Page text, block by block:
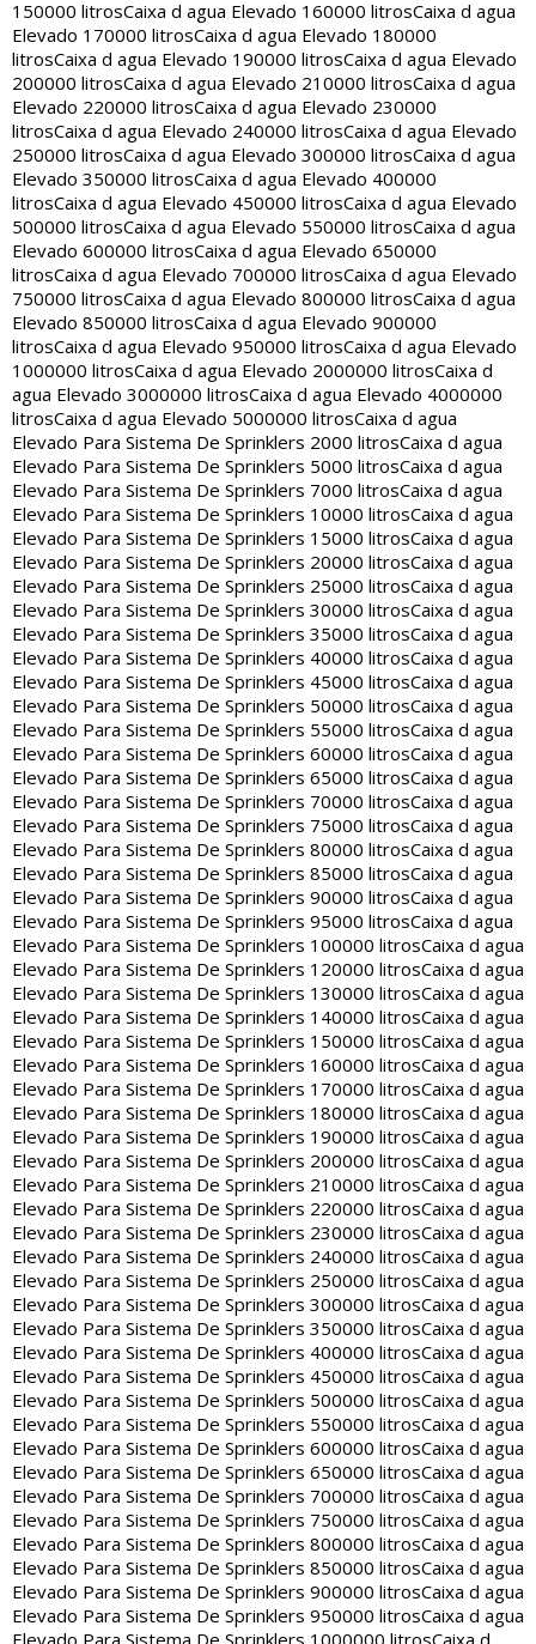
150000 litrosCaixa d agua Elevado 160000 litrosCaixa d agua
Elevado 170000 litrosCaixa d agua Elevado 180000
litrosCaixa d agua Elevado 190000 litrosCaixa d agua Elevado
200000 litrosCaixa d agua Elevado 210000 litrosCaixa d agua
Elevado 220000 litrosCaixa d agua Elevado 230000
litrosCaixa d agua Elevado 240000 litrosCaixa d agua Elevado
250000 litrosCaixa d agua Elevado 300000 litrosCaixa d agua
Elevado 350000 litrosCaixa d agua Elevado 400000
litrosCaixa d agua Elevado 450000 litrosCaixa d agua Elevado
500000 litrosCaixa d agua Elevado 550000 litrosCaixa d agua
Elevado 600000 litrosCaixa d agua Elevado 650000
litrosCaixa d agua Elevado 700000 litrosCaixa d agua Elevado
750000 litrosCaixa d agua Elevado 800000 litrosCaixa d agua
Elevado 850000 litrosCaixa d agua Elevado 900000
litrosCaixa d agua Elevado 950000 litrosCaixa d agua Elevado
1000000 litrosCaixa d agua Elevado 2000000 litrosCaixa d
agua Elevado 3000000 litrosCaixa d agua Elevado 4000000
litrosCaixa d agua Elevado 5000000 litrosCaixa d agua
Elevado Para Sistema De Sprinklers 2000 litrosCaixa d agua
Elevado Para Sistema De Sprinklers 5000 litrosCaixa d agua
Elevado Para Sistema De Sprinklers 7000 litrosCaixa d agua
Elevado Para Sistema De Sprinklers 10000 litrosCaixa d agua
Elevado Para Sistema De Sprinklers 15000 litrosCaixa d agua
Elevado Para Sistema De Sprinklers 20000 litrosCaixa d agua
Elevado Para Sistema De Sprinklers 25000 litrosCaixa d agua
Elevado Para Sistema De Sprinklers 30000 litrosCaixa d agua
Elevado Para Sistema De Sprinklers 35000 litrosCaixa d agua
Elevado Para Sistema De Sprinklers 40000 litrosCaixa d agua
Elevado Para Sistema De Sprinklers 45000 litrosCaixa d agua
Elevado Para Sistema De Sprinklers 50000 litrosCaixa d agua
Elevado Para Sistema De Sprinklers 55000 litrosCaixa d agua
Elevado Para Sistema De Sprinklers 60000 litrosCaixa d agua
Elevado Para Sistema De Sprinklers 65000 litrosCaixa d agua
Elevado Para Sistema De Sprinklers 70000 litrosCaixa d agua
Elevado Para Sistema De Sprinklers 75000 litrosCaixa d agua
Elevado Para Sistema De Sprinklers 80000 litrosCaixa d agua
Elevado Para Sistema De Sprinklers 85000 litrosCaixa d agua
Elevado Para Sistema De Sprinklers 90000 litrosCaixa d agua
Elevado Para Sistema De Sprinklers 95000 litrosCaixa d agua
Elevado Para Sistema De Sprinklers 100000 litrosCaixa d agua
Elevado Para Sistema De Sprinklers 120000 litrosCaixa d agua
Elevado Para Sistema De Sprinklers 130000 litrosCaixa d agua
Elevado Para Sistema De Sprinklers 140000 litrosCaixa d agua
Elevado Para Sistema De Sprinklers 150000 litrosCaixa d agua
Elevado Para Sistema De Sprinklers 160000 litrosCaixa d agua
Elevado Para Sistema De Sprinklers 170000 litrosCaixa d agua
Elevado Para Sistema De Sprinklers 180000 litrosCaixa d agua
Elevado Para Sistema De Sprinklers 190000 litrosCaixa d agua
Elevado Para Sistema De Sprinklers 200000 litrosCaixa d agua
Elevado Para Sistema De Sprinklers 210000 litrosCaixa d agua
Elevado Para Sistema De Sprinklers 220000 litrosCaixa d agua
Elevado Para Sistema De Sprinklers 230000 litrosCaixa d agua
Elevado Para Sistema De Sprinklers 240000 litrosCaixa d agua
Elevado Para Sistema De Sprinklers 250000 litrosCaixa d agua
Elevado Para Sistema De Sprinklers 300000 litrosCaixa d agua
Elevado Para Sistema De Sprinklers 350000 litrosCaixa d agua
Elevado Para Sistema De Sprinklers 400000 litrosCaixa d agua
Elevado Para Sistema De Sprinklers 450000 litrosCaixa d agua
Elevado Para Sistema De Sprinklers 500000 litrosCaixa d agua
Elevado Para Sistema De Sprinklers 550000 litrosCaixa d agua
Elevado Para Sistema De Sprinklers 600000 litrosCaixa d agua
Elevado Para Sistema De Sprinklers 650000 litrosCaixa d agua
Elevado Para Sistema De Sprinklers 700000 litrosCaixa d agua
Elevado Para Sistema De Sprinklers 750000 litrosCaixa d agua
Elevado Para Sistema De Sprinklers 800000 litrosCaixa d agua
Elevado Para Sistema De Sprinklers 850000 litrosCaixa d agua
Elevado Para Sistema De Sprinklers 900000 litrosCaixa d agua
Elevado Para Sistema De Sprinklers 950000 litrosCaixa d agua